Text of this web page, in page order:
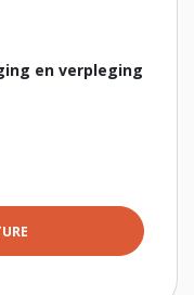
en verpleging